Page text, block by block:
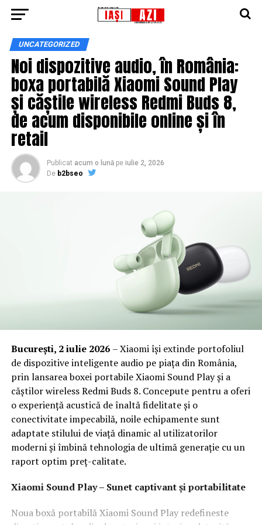
UNCATEGORIZED
Noi dispozitive audio, în România:
boxa portabilă Xiaomi Sound Play
și căștile wireless Redmi Buds 8,
de acum disponibile online și în
retail
Publicat acum o lună pe iulie 2, 2026
De b2bseo
București, 2 iulie 2026 – Xiaomi își extinde portofoliul
de dispozitive inteligente audio pe piața din România,
prin lansarea boxei portabile Xiaomi Sound Play și a
căștilor wireless Redmi Buds 8. Concepute pentru a oferi
o experiență acustică de înaltă fidelitate și o
conectivitate impecabilă, noile echipamente sunt
adaptate stilului de viață dinamic al utilizatorilor
moderni și îmbină tehnologia de ultimă generație cu un
raport optim preț-calitate.
Xiaomi Sound Play – Sunet captivant și portabilitate
Noua boxă portabilă Xiaomi Sound Play redefineste